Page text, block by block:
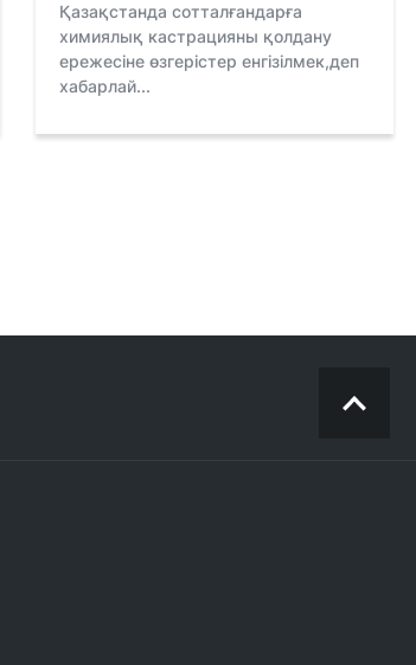
Қазақстанда сотталғандарға
химиялық кастрацияны қолдану
ережесіне өзгерістер енгізілмек,деп
хабарлай...